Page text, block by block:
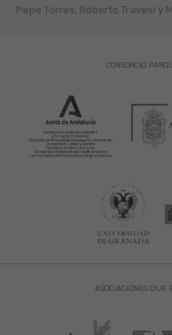
Pepe Torres; Roberto Travesí y
ASOCIACIONES QUE
CONSORCIO